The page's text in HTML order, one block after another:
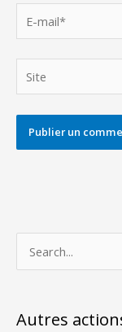
mail*
e
h
Autres